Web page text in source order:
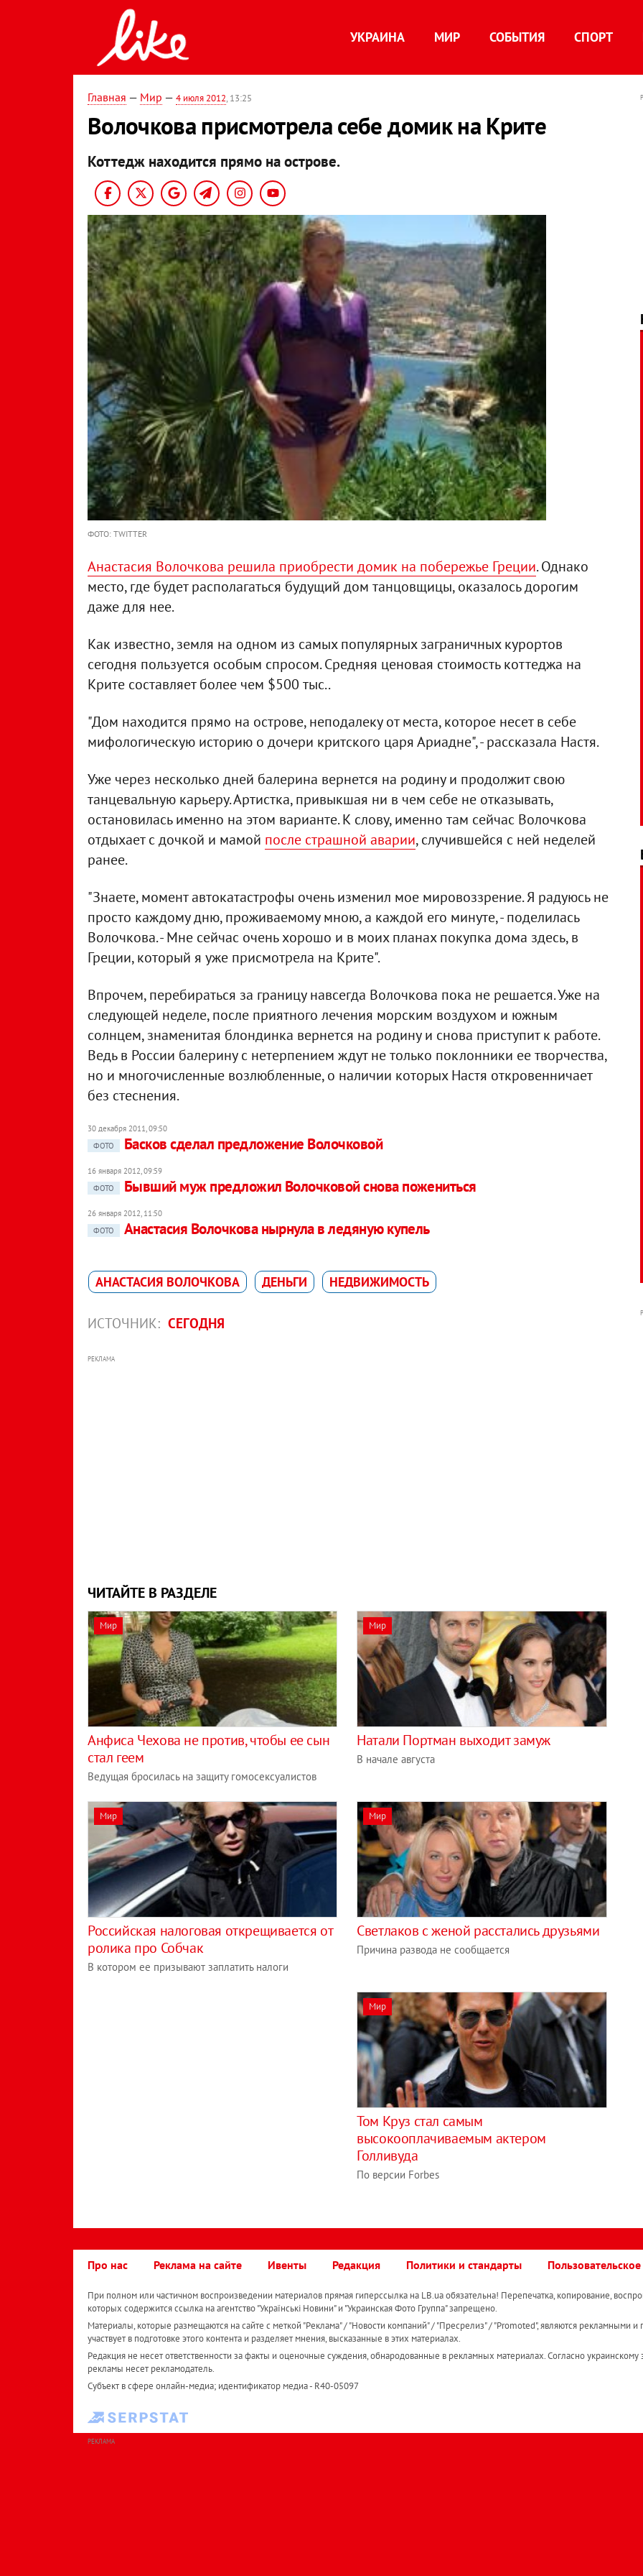
УКРАИНА МИР СОБЫТИЯ СПОРТ
Главная — Мир — 4 июля 2012, 13:25
Волочкова присмотрела себе домик на Крите
Коттедж находится прямо на острове.
ФОТО: TWITTER
Анастасия Волочкова решила приобрести домик на побережье Греции. Однако
место, где будет располагаться будущий дом танцовщицы, оказалось дорогим
даже для нее.
Как известно, земля на одном из самых популярных заграничных курортов
сегодня пользуется особым спросом. Средняя ценовая стоимость коттеджа на
Крите составляет более чем $500 тыс..
"Дом находится прямо на острове, неподалеку от места, которое несет в себе
мифологическую историю о дочери критского царя Ариадне", - рассказала Настя.
Уже через несколько дней балерина вернется на родину и продолжит свою
танцевальную карьеру. Артистка, привыкшая ни в чем себе не отказывать,
остановилась именно на этом варианте. К слову, именно там сейчас Волочкова
отдыхает с дочкой и мамой после страшной аварии, случившейся с ней неделей
ранее.
"Знаете, момент автокатастрофы очень изменил мое мировоззрение. Я радуюсь не
просто каждому дню, проживаемому мною, а каждой его минуте, - поделилась
Волочкова. - Мне сейчас очень хорошо и в моих планах покупка дома здесь, в
Греции, который я уже присмотрела на Крите".
Впрочем, перебираться за границу навсегда Волочкова пока не решается. Уже на
следующей неделе, после приятного лечения морским воздухом и южным
солнцем, знаменитая блондинка вернется на родину и снова приступит к работе.
Ведь в России балерину с нетерпением ждут не только поклонники ее творчества,
но и многочисленные возлюбленные, о наличии которых Настя откровенничает
без стеснения.
30 декабря 2011, 09:50
ФОТО
Басков сделал предложение Волочковой
16 января 2012, 09:59
ФОТО
Бывший муж предложил Волочковой снова пожениться
26 января 2012, 11:50
ФОТО
Анастасия Волочкова нырнула в ледяную купель
АНАСТАСИЯ ВОЛОЧКОВА ДЕНЬГИ НЕДВИЖИМОСТЬ
ИСТОЧНИК: СЕГОДНЯ
РЕКЛАМА
ЧИТАЙТЕ В РАЗДЕЛЕ
Мир
Анфиса Чехова не против, чтобы ее сын
стал геем
Ведущая бросилась на защиту гомосексуалистов
Мир
Натали Портман выходит замуж
В начале августа
Мир
Российская налоговая открещивается от
ролика про Собчак
В котором ее призывают заплатить налоги
Мир
Светлаков с женой расстались друзьями
Причина развода не сообщается
Мир
Том Круз стал самым
высокооплачиваемым актером
Голливуда
По версии Forbes
Про нас Реклама на сайте Ивенты Редакция Политики и стандарты
При полном или частичном воспроизведении материалов прямая гиперссылка на LB.ua обязательна! Перепечатка, копирование,
которых содержится ссылка на агентство "Українськi Новини" и "Украинская Фото Группа" запрещено.
Материалы, которые размещаются на сайте с меткой "Реклама" / "Новости компаний" / "Пресрелиз" / "Promoted", являются рекламными и
участвует в подготовке этого контента и разделяет мнения, высказанные в этих материалах.
Редакция не несет ответственности за факты и оценочные суждения, обнародованные в рекламных материалах. Согласно украинскому
рекламы несет рекламодатель.
Субъект в сфере онлайн-медиа; идентификатор медиа - R40-05097
РЕКЛАМА